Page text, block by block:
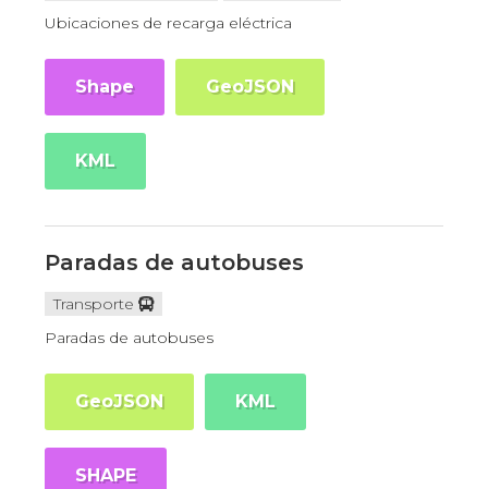
Ubicaciones de recarga eléctrica
Shape GeoJSON
KML
Paradas de autobuses
Transporte
Paradas de autobuses
GeoJSON KML
SHAPE